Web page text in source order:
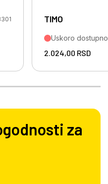
TIMO
Uskoro dostupno
2.024,00 RSD
za